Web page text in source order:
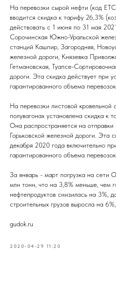
На перевозки сырой нефти (код
вводится скидка к тарифу 26,3%
действовать с 1 июня по 31 мая
Сорочинская Южно-Уральской
станций Кашпир, Загородняя,
железной дороги, Князевка
Гетмановская, Туапсе-
дороги. Эта скидка действует при
гарантированного объема
На перевозки листовой
полувагонах установлена скидка к
Она распространяется на
Горьковской железной дороги. Эта
декабря 2020 года включительно
гарантированного объема
За январь - март погрузка на
млн тонн, что на 3,8% меньше, чем
нефтепродуктов снизилась на 3%,
строительных грузов выросла на
gudok.ru
2020-04-29 11:20